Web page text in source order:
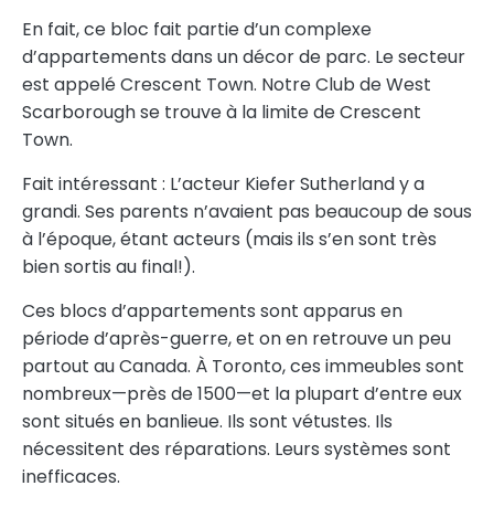
En fait, ce bloc fait partie d’un complexe
d’appartements dans un décor de parc. Le secteur
est appelé Crescent Town. Notre Club de West
Scarborough se trouve à la limite de Crescent
Town.
Fait intéressant : L’acteur Kiefer Sutherland y a
grandi. Ses parents n’avaient pas beaucoup de sous
à l’époque, étant acteurs (mais ils s’en sont très
bien sortis au final!).
Ces blocs d’appartements sont apparus en
période d’après-guerre, et on en retrouve un peu
partout au Canada. À Toronto, ces immeubles sont
nombreux—près de 1500—et la plupart d’entre eux
sont situés en banlieue. Ils sont vétustes. Ils
nécessitent des réparations. Leurs systèmes sont
inefficaces.